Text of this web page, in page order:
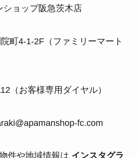
ョップ阪急茨木店
町4-1-2F（ファミリーマート
（お客様専用ダイヤル）
fc.com
件や地域情報は インスタグラ